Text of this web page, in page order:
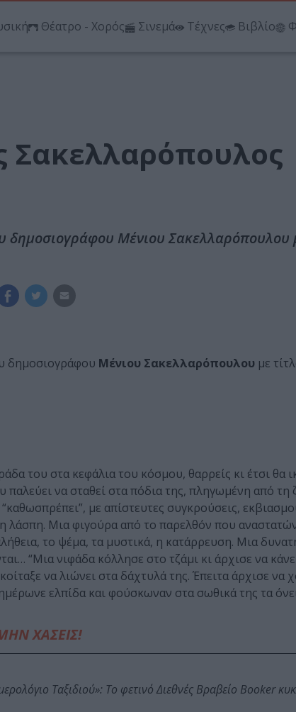
Θέατρο - Χορός Σινεμά Τέχνες Βιβλίο
Σακελλαρόπουλος
δημοσιογράφου Μένιου Σακελλαρόπουλου
δημοσιογράφου Μένιου Σακελλαρόπουλου με
του στα κεφάλια του κόσμου, θαρρείς κι έτσι θα
να σταθεί στα πόδια της, πληγωμένη από τη
με απίστευτες συγκρούσεις,
λάσπη. Μια φιγούρα από το παρελθόν που
το ψέμα, τα μυστικά, η κατάρρευση. Μια
“Μια νιφάδα κόλλησε στο τζάμι κι άρχισε να
να λιώνει στα δάχτυλά της. Έπειτα άρχισε να
ελπίδα και φούσκωναν στα σωθικά της τα
ΧΑΣΕΙΣ!
Ταξιδιού»: Το φετινό Διεθνές Βραβείο Booker